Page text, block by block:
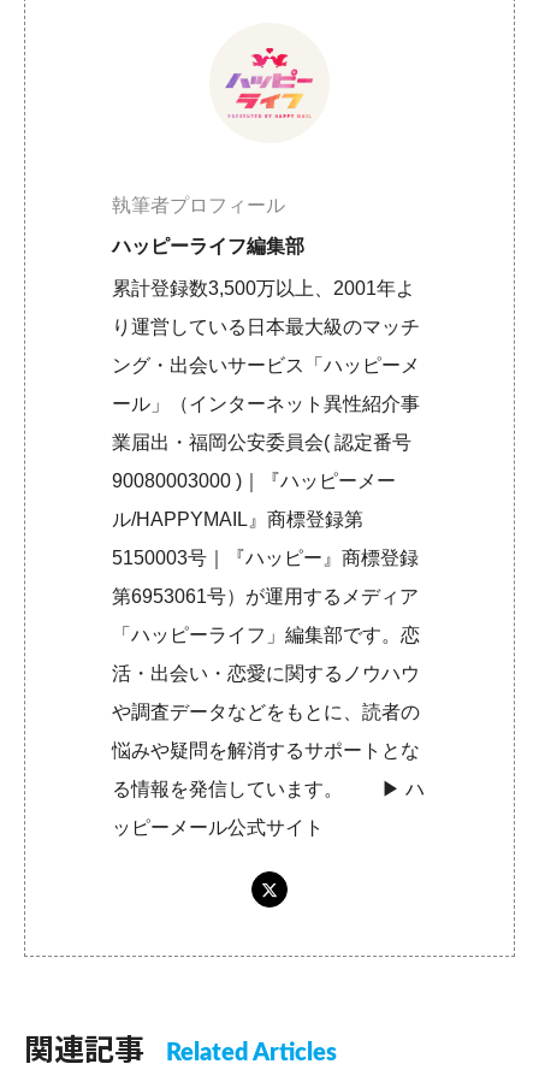
執筆者プロフィール
ハッピーライフ編集部
累計登録数3,500万以上、2001年よ
り運営している日本最大級のマッチ
ング・出会いサービス「ハッピーメ
ール」（インターネット異性紹介事
業届出・福岡公安委員会( 認定番号
90080003000 )｜『ハッピーメー
ル/HAPPYMAIL』商標登録第
5150003号｜『ハッピー』商標登録
第6953061号）が運用するメディア
「ハッピーライフ」編集部です。恋
活・出会い・恋愛に関するノウハウ
や調査データなどをもとに、読者の
悩みや疑問を解消するサポートとな
る情報を発信しています。 ▶︎ハ
ッピーメール公式サイト
関連記事 Related Articles